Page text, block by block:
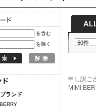
雑誌掲載アイテム
お気に入り
ランキング
雑誌･書籍(一緒に買うと
を含む
を除く
ランド
申し訳ご
MIMI